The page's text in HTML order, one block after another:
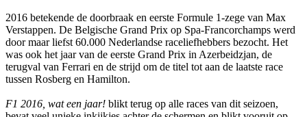
2016 betekende de doorbraak en eerste Formule 1-zege van Max
Verstappen. De Belgische Grand Prix op Spa-Francorchamps werd
door maar liefst 60.000 Nederlandse raceliefhebbers bezocht. Het
was ook het jaar van de eerste Grand Prix in Azerbeidzjan, de
terugval van Ferrari en de strijd om de titel tot aan de laatste race
tussen Rosberg en Hamilton.
F1 2016, wat een jaar! blikt terug op alle races van dit seizoen,